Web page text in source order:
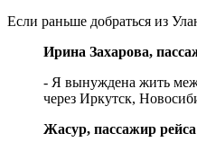
Если раньше добраться из
Ирина Захарова,
- Я вынуждена жить
через Иркутск,
Жасур, пассажир